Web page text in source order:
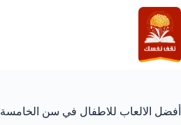
التجاوز
إلى
المحتوى
أفضل الالعاب للاطفال في سن الخامسة